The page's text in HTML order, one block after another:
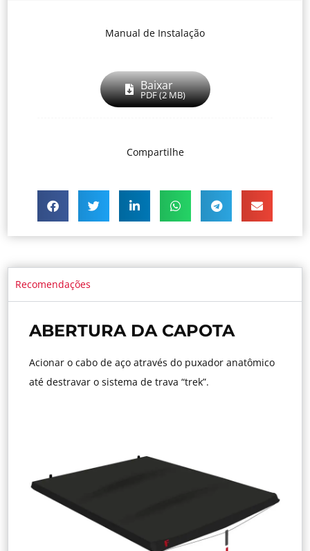
Manual de Instalação
Baixar
PDF (2 MB)
Compartilhe
Recomendações
ABERTURA DA CAPOTA
Acionar o cabo de aço através do puxador anatômico
até destravar o sistema de trava “trek”.